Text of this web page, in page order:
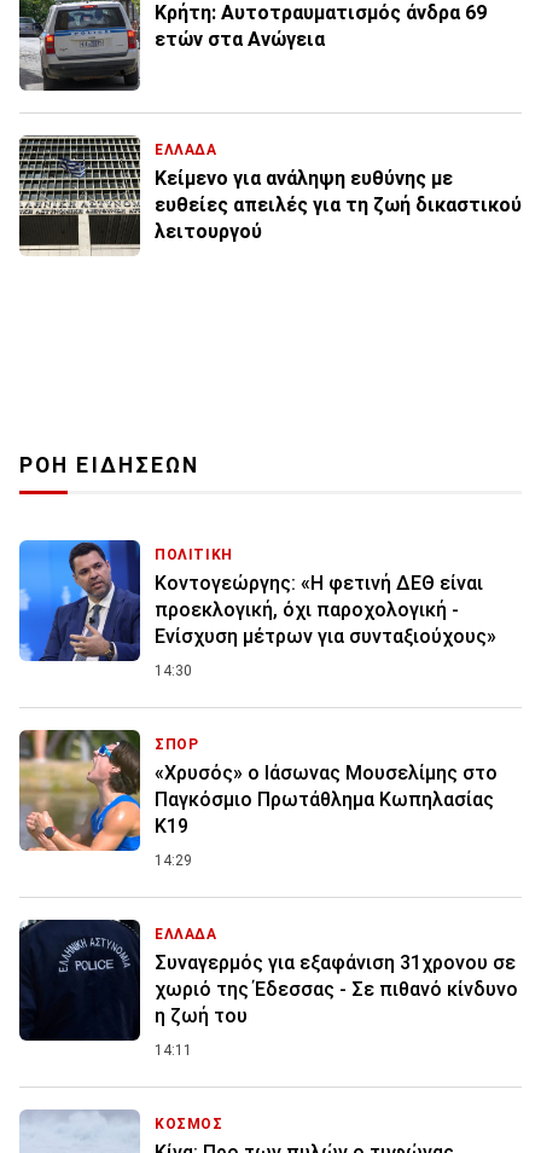
Κρήτη: Αυτοτραυματισμός άνδρα 69
ετών στα Ανώγεια
ΕΛΛΑΔΑ
Κείμενο για ανάληψη ευθύνης με
ευθείες απειλές για τη ζωή δικαστικού
λειτουργού
ΡΟΗ ΕΙΔΗΣΕΩΝ
ΠΟΛΙΤΙΚΗ
Κοντογεώργης: «Η φετινή ΔΕΘ είναι
προεκλογική, όχι παροχολογική -
Ενίσχυση μέτρων για συνταξιούχους»
14:30
ΣΠΟΡ
«Χρυσός» ο Ιάσωνας Μουσελίμης στο
Παγκόσμιο Πρωτάθλημα Κωπηλασίας
Κ19
14:29
ΕΛΛΑΔΑ
Συναγερμός για εξαφάνιση 31χρονου σε
χωριό της Έδεσσας - Σε πιθανό κίνδυνο
η ζωή του
14:11
ΚΟΣΜΟΣ